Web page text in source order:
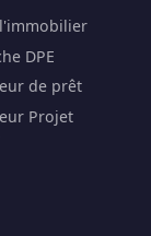
DPE
de prêt
Projet